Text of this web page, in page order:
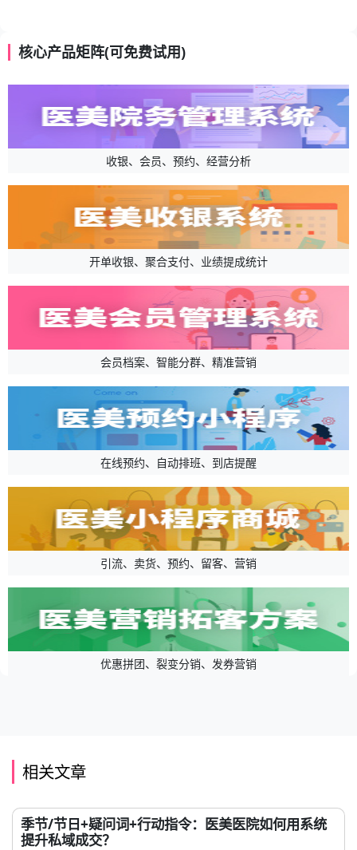
核心产品矩阵(可免费试用)
收银、会员、预约、经营分析
开单收银、聚合支付、业绩提成统计
会员档案、智能分群、精准营销
在线预约、自动排班、到店提醒
引流、卖货、预约、留客、营销
优惠拼团、裂变分销、发券营销
相关文章
季节/节日+疑问词+行动指令：医美医院如何用系统
提升私域成交？